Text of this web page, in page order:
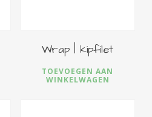
Wrap | kipfilet
TOEVOEGEN AAN
WINKELWAGEN